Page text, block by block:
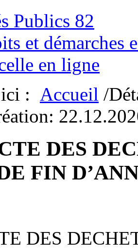
Publics 82
et démarches
en ligne
: Accueil /
DES
FIN
DES